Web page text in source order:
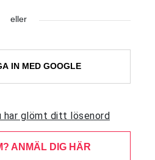
eller
IN MED GOOGLE
har glömt ditt lösenord
ANMÄL DIG HÄR